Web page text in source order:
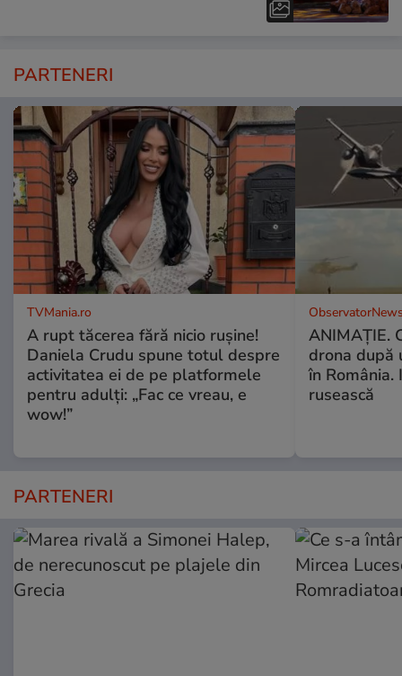
PARTENERI
TVMania.ro
A rupt tăcerea fără nicio rușine!
Daniela Crudu spune totul despre
activitatea ei de pe platformele
pentru adulți: „Fac ce vreau, e
wow!”
ANIMAŢIE.
drona după
în România.
rusească
PARTENERI